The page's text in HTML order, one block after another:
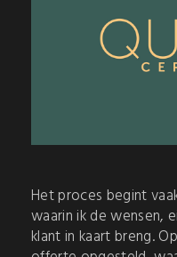
Het proces begint
waarin ik de wensen,
klant in kaart breng.